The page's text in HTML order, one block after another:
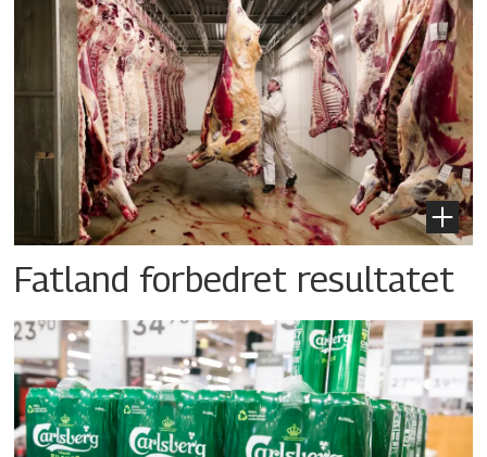
Fatland forbedret resultatet